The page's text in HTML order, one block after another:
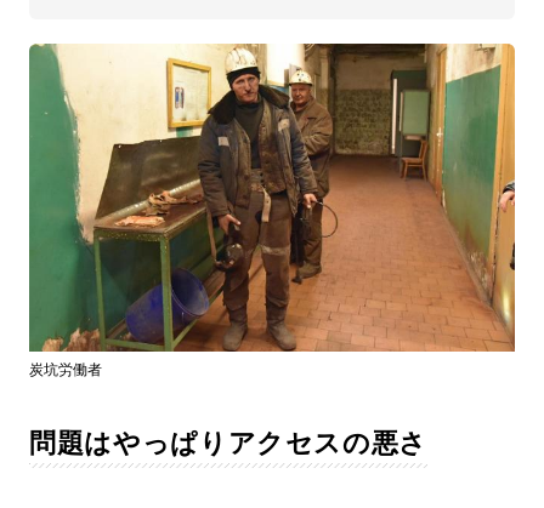
炭坑労働者
問題はやっぱりアクセスの悪さ